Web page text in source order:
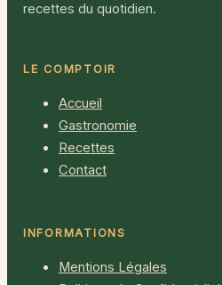
recettes du quotidien.
LE COMPTOIR
Accueil
Gastronomie
Recettes
Contact
INFORMATIONS
Mentions Légales